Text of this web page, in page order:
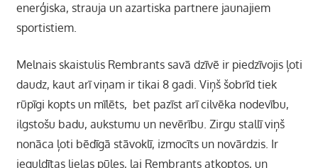
enerģiska, strauja un azartiska partnere jaunajiem
sportistiem.
Melnais skaistulis Rembrants savā dzīvē ir piedzīvojis ļoti
daudz, kaut arī viņam ir tikai 8 gadi. Viņš šobrīd tiek
rūpīgi kopts un mīlēts, bet pazīst arī cilvēka nodevību,
ilgstošu badu, aukstumu un nevērību. Zirgu stallī viņš
nonāca ļoti bēdīgā stāvoklī, izmocīts un novārdzis. Ir
ieguldītas lielas pūles, lai Rembrants atkoptos, un